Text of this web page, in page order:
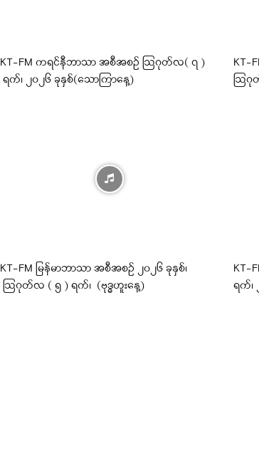
KT-FM ကရင်နီဘာသာ အစီအစဉ် ဩဂုတ်လ( ၇ )
ရက်၊ ၂၀၂၆ ခုနှစ်(သောကြာနေ့)
KT-
ဩဂုတ်
KT-FM မြန်မာဘာသာ အစီအစဉ် ၂၀၂၆ ခုနှစ်၊
ဩဂုတ်လ ( ၅ ) ရက်၊ (ဗုဒ္ဓဟူးနေ့)
KT-
ရက်၊